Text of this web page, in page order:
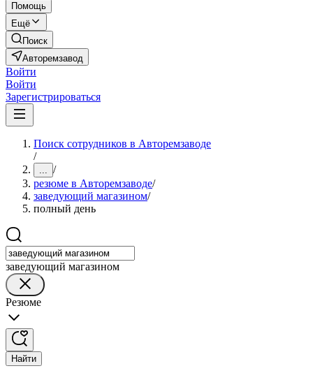
Помощь
Ещё
Поиск
Авторемзавод
Войти
Войти
Зарегистрироваться
Поиск сотрудников в Авторемзаводе
/
... /
резюме в Авторемзаводе/
заведующий магазином/
полный день
заведующий магазином
Резюме
Найти